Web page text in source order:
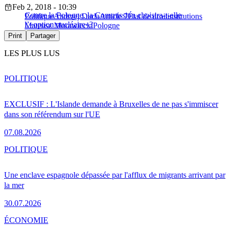
Contre la Pologne, la Commission choisira-t-elle
l’«option nucléaire»?
Feb 2, 2018 - 10:39
PolitiqueAndrzej DudaArticle 7État de droitinstitutions
Mateusz MorawieckiPologne
Print Partager
LES PLUS LUS
EXCLUSIF : L'Islande demande à Bruxelles de ne pas s'immiscer
dans son référendum sur l'UE
07.08.2026
POLITIQUE
Une enclave espagnole dépassée par l'afflux de migrants arrivant par
la mer
30.07.2026
POLITIQUE
ÉCONOMIE